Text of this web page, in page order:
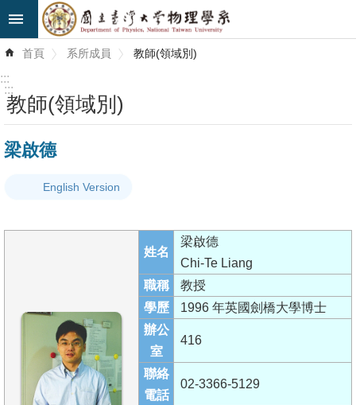
跳到主要內容區塊
階
最
新
首頁 系所成員 教師(領域別)
:::
:::
教師(領域別)
梁啟德
English Version
姓名
梁啟德
Chi-Te Liang
職稱
教授
學歷
1996 年英國劍橋大學博士
辦公
室
416
聯絡
電話
02-3366-5129